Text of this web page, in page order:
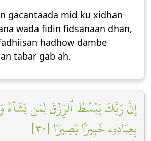
gacantaada mid ku xidhan
wada fidin fidsanaan dhan,
hadhow dambe
tabar gab ah.
إِنَّ رَبَّكَ يَبۡسُطُ ٱلرِّزۡقَ لِمَن يَشَآءُ
بِعِبَادِهِۦ خَبِيرَۢا بَصِيرٗا [٣٠]